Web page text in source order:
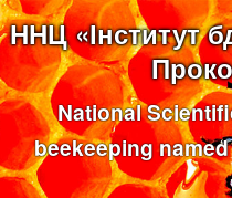
ННЦ «Інститут
National
beekeeping